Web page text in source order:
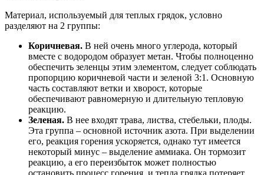
Материал, используемый для теплых грядок, условно
разделяют на 2 группы:
Коричневая. В ней очень много углерода, который
вместе с водородом образует метан. Чтобы полноценно
обеспечить зеленцы этим элементом, следует соблюдать
пропорцию коричневой части и зеленой 3:1. Основную
часть составляют ветки и хворост, которые
обеспечивают равномерную и длительную тепловую
реакцию.
Зеленая. В нее входят трава, листва, стебельки, плоды.
Эта группа – основной источник азота. При выделении
его, реакция горения ускоряется, однако тут имеется
некоторый минус – выделение аммиака. Он тормозит
реакцию, а его переизбыток может полностью